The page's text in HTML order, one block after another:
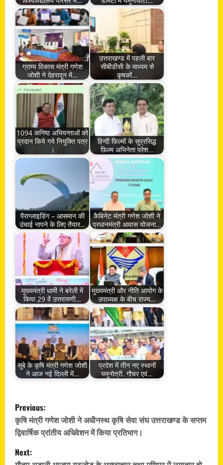
ग्राम्य विकास मंत्री गणेश
जोशी ने देहरादून में…
उत्तराखण्ड में पहली बार
सीबीडीसी के माध्यम से
कृषकों…
1094 कनिष्ठ अभियन्ताओं को
प्रदान किये गये नियुक्ति पत्र
।
हिन्दी फ़िल्मों के सुप्रसिद्ध
फ़िल्म अभिनेता परेश…
पैराग्लाइडिंग – आसमान की
उंचाई नापने के लिए तैयार…
कैबिनेट मंत्री गणेश जोशी ने
प्रधानमंत्री आवास योजना…
मुख्यमंत्री धामी ने बरेली में
किया 29 वें उत्तरायणी…
मुख्यमंत्री और नीति आयोग के
उपाध्यक्ष के बीच राज्य…
सुबे के कृषि मंत्री गणेश जोशी
ने आज नई दिल्ली में…
प्रदेश में तीन नए स्थानों
यमुनोत्री, गौचर एवं…
P
o
s
Previous:
कृषि मंत्री गणेश जोशी ने अधीनस्थ कृषि सेवा संघ उत्तराखण्ड के सप्तम
द्विवार्षिक प्रांतीय अधिवेशन में किया प्रतिभाग।
Next: